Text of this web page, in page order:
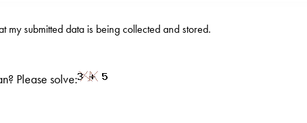
my submitted data is beingcollected and stored.
Please solve: